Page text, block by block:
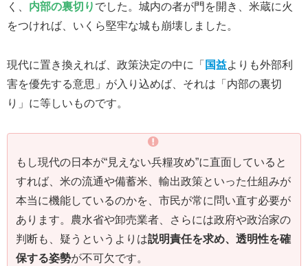
く、 内部の裏切り でした。城内の者が門を開き、米蔵に火
をつければ、いくら堅牢な城も崩壊しました。
現代に置き換えれば、政策決定の中に「 国益よりも外部利
害を優先する意思」が入り込めば、それは「内部の裏切
り」に等しいものです。
もし現代の日本が“見えない兵糧攻め”に直面していると
すれば、米の流通や備蓄米、輸出政策といった仕組みが
本当に機能しているのかを、市民が常に問い直す必要が
あります。農水省や卸売業者、さらには政府や政治家の
判断も、疑うというよりは説明責任を求め、透明性を確
保する姿勢が不可欠です。